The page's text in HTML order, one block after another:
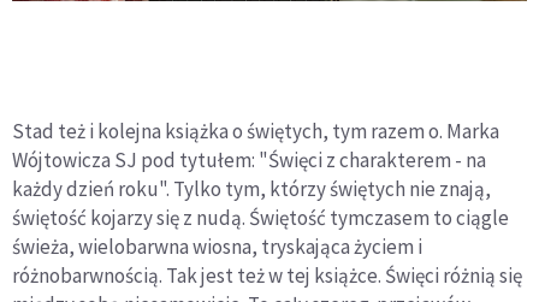
Stad też i kolejna książka o świętych, tym razem o. Marka
Wójtowicza SJ pod tytułem: "Święci z charakterem - na
każdy dzień roku". Tylko tym, którzy świętych nie znają,
świętość kojarzy się z nudą. Świętość tymczasem to ciągle
świeża, wielobarwna wiosna, tryskająca życiem i
różnobarwnością. Tak jest też w tej książce. Święci różnią się